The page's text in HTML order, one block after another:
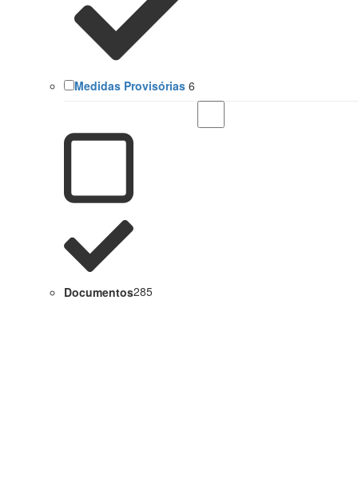
Medidas Provisórias 6
Documentos285